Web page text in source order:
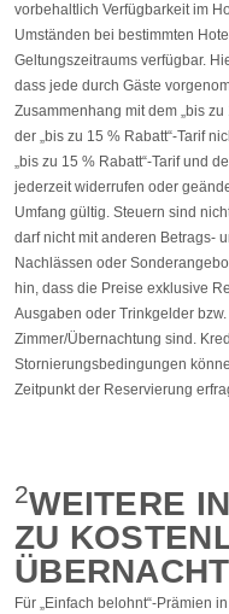
vorbehaltlich Verfügbarkeit im
Umständen bei bestimmten
Geltungszeitraums verfügbar.
dass jede durch Gäste
Zusammenhang mit dem „bis
der „bis zu 15 % Rabatt“-Tarif
„bis zu 15 % Rabatt“-Tarif und
jederzeit widerrufen oder
Umfang gültig. Steuern sind
darf nicht mit anderen Betrags-
Nachlässen oder
hin, dass die Preise exklusive
Ausgaben oder Trinkgelder
Zimmer/Übernachtung sind.
Stornierungsbedingungen
Zeitpunkt der Reservierung
2WEITERE
ZU
Für „Einfach belohnt“-Prämien